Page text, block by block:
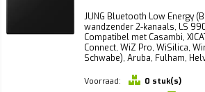
JUNG Bluetooth Low Energy
wandzender 2-kanaals, LS
Compatibel met Casambi,
Connect, WiZ Pro, WiSilica,
Schwabe), Aruba, Fulham,
Voorraad:
0 stuk(s)